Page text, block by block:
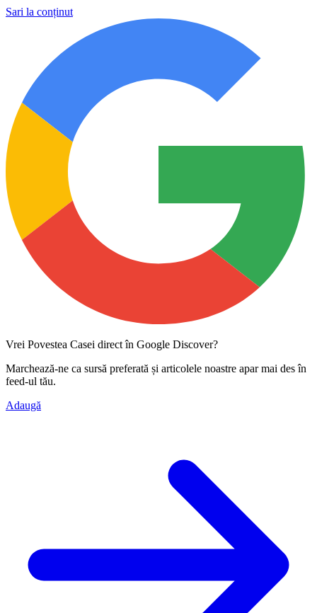
Sari la conținut
Vrei Povestea Casei direct în Google Discover?
Marchează-ne ca sursă preferată și articolele noastre apar mai des în
feed-ul tău.
Adaugă